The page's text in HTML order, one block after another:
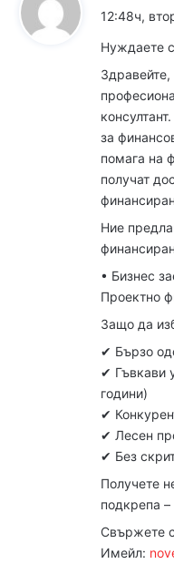
12:48ч,
Нуждаете
за
помага на
получат
Ние
• Бизнес
Проектно
Защо да
✔ Бързо
✔ Гъвкави
години)
✔
✔ Лесен
✔ Без
Получете
подкрепа
Свържете
Имейл: